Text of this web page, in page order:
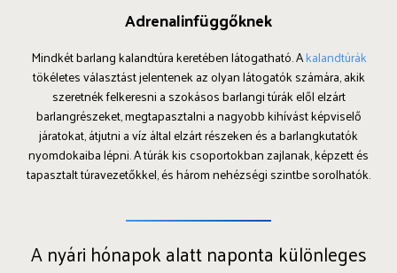
Adrenalinfüggőknek
Mindkét barlang kalandtúra keretében látogatható. Akalandtúrák
tökéletes választást jelentenek az olyan látogatók számára, akik
szeretnék felkeresni a szokásos barlangi túrák elől elzárt
barlangrészeket, megtapasztalni a nagyobb kihívást képviselő
járatokat, átjutni a víz által elzárt részeken és a barlangkutatók
nyomdokaiba lépni. A túrák kis csoportokban zajlanak, képzett és
tapasztalt túravezetőkkel, és három nehézségi szintbe sorolhatók.
A nyári hónapok alatt naponta különleges